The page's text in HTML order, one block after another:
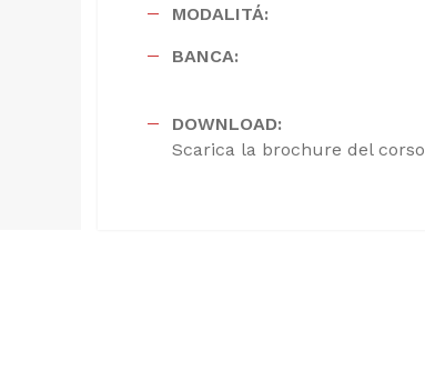
MODALITÁ:
BANCA:
DOWNLOAD:
Scarica la brochure del corso